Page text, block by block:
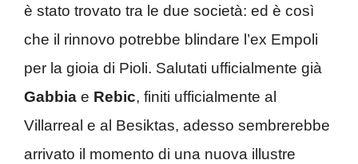
è stato trovato tra le due società: ed è così
che il rinnovo potrebbe blindare l’ex Empoli
per la gioia di Pioli. Salutati ufficialmente già
Gabbia e Rebic, finiti ufficialmente al
Villarreal e al Besiktas, adesso sembrerebbe
arrivato il momento di una nuova illustre